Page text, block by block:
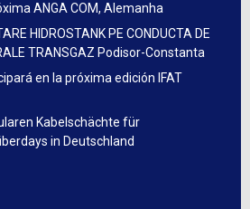
ANGA COM, Alemanha
HIDROSTANK PE CONDUCTA DE
TRANSGAZ Podisor-Constanta
en la próxima edición IFAT
Kabelschächte für
in Deutschland